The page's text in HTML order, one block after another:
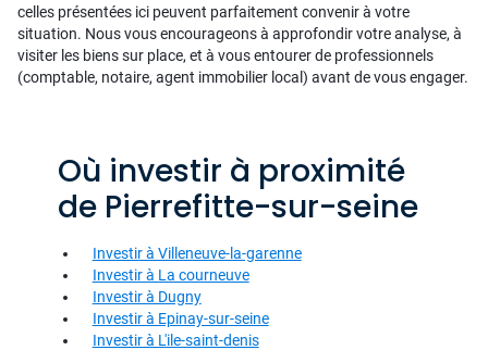
celles présentées ici peuvent parfaitement convenir à votre
situation. Nous vous encourageons à approfondir votre analyse, à
visiter les biens sur place, et à vous entourer de professionnels
(comptable, notaire, agent immobilier local) avant de vous engager.
Où investir à proximité
de Pierrefitte-sur-seine
Investir à Villeneuve-la-garenne
Investir à La courneuve
Investir à Dugny
Investir à Epinay-sur-seine
Investir à L'ile-saint-denis